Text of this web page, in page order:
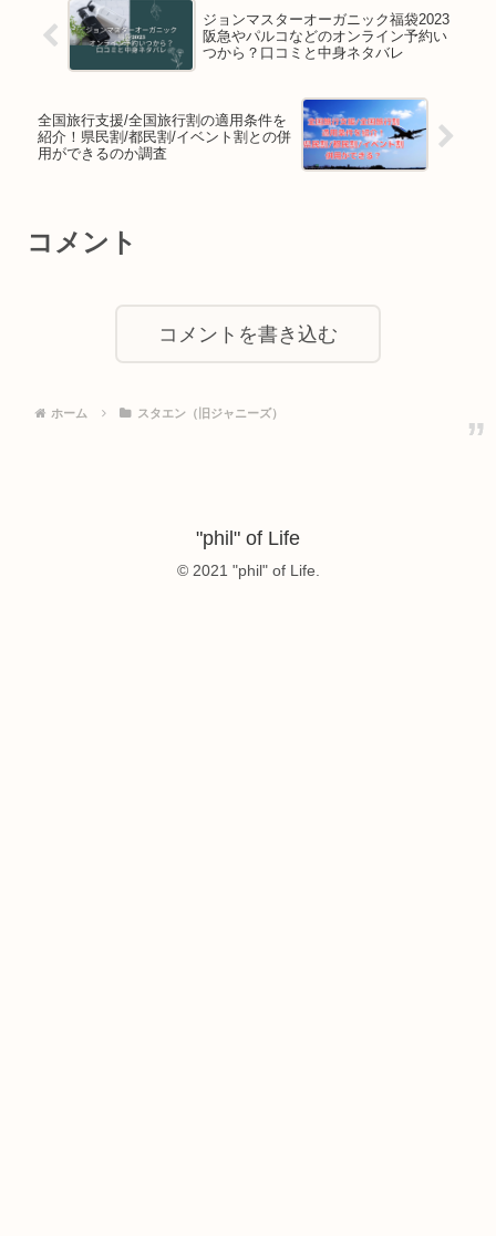
ジョンマスターオーガニック福袋2023
阪急やパルコなどのオンライン予約い
つから？口コミと中身ネタバレ
全国旅行支援/全国旅行割の適用条件を
紹介！県民割/都民割/イベント割との併
用ができるのか調査
コメント
コメントを書き込む
ホーム スタエン（旧ジャニーズ）
"phil" of Life
© 2021 "phil" of Life.